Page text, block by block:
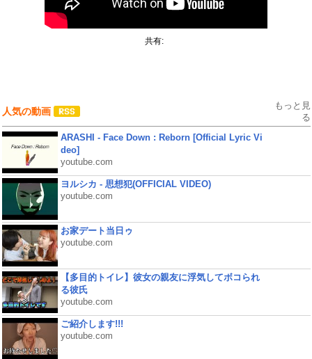
共有:
人気の動画
もっと見
る
ARASHI - Face Down : Reborn [Official Lyric Vi
deo]
youtube.com
ヨルシカ - 思想犯(OFFICIAL VIDEO)
youtube.com
お家デート当日ゥ
youtube.com
【多目的トイレ】彼女の親友に浮気してボコられ
る彼氏
youtube.com
ご紹介します!!!
youtube.com